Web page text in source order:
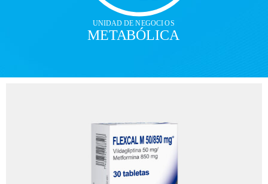
UNIDAD DE NEGOCIOS
METABÓLICA